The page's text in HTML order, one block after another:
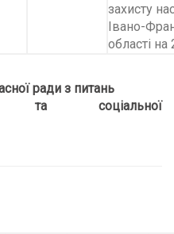
захисту
Івано-
області на
ради з питань
соціальної